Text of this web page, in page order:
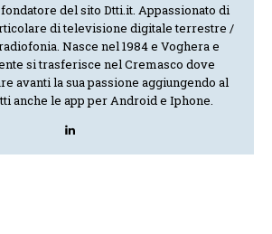
del sito Dtti.it. Appassionato di
di televisione digitale terrestre /
Nasce nel 1984 e Voghera e
si trasferisce nel Cremasco dove
avanti la sua passione aggiungendo al
anche le app per Android e Iphone.